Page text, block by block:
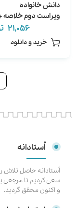
دانش خانواده
ویراست دوم خلاصه
نمونه سوال +
خودآزمایی
21,056
خرید و دانلود
اُستادانه
اُستادانه حاصل تلاش
سعی کردیم تا مرجعی
و اکنون محقق گردید.